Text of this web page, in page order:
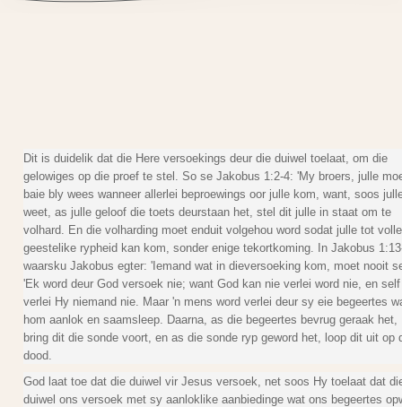
Dit is duidelik dat die Here versoekings deur die duiwel toelaat, om die
gelowiges op die proef te stel. So se Jakobus 1:2-4: 'My broers, julle
baie bly wees wanneer allerlei beproewings oor julle kom, want, soos
weet, as julle geloof die toets deurstaan het, stel dit julle in staat om te
volhard. En die volharding moet enduit volgehou word sodat julle tot volle
geestelike rypheid kan kom, sonder enige tekortkoming. In Jakobus
waarsku Jakobus egter: 'Iemand wat in dieversoeking kom, moet nooit
'Ek word deur God versoek nie; want God kan nie verlei word nie, en self
verlei Hy niemand nie. Maar 'n mens word verlei deur sy eie begeertes
hom aanlok en saamsleep. Daarna, as die begeertes bevrug geraak het,
bring dit die sonde voort, en as die sonde ryp geword het, loop dit uit op
dood.
God laat toe dat die duiwel vir Jesus versoek, net soos Hy toelaat dat
duiwel ons versoek met sy aanloklike aanbiedinge wat ons begeertes